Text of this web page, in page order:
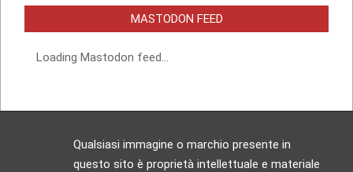
MASTODON FEED
Loading Mastodon feed...
Qualsiasi immagine o marchio presente in
questo sito è proprietà intellettuale e materiale